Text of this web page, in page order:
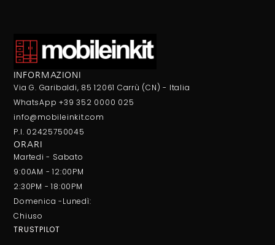
INFORMAZIONI
Via G. Garibaldi, 85 12061 Carrù (CN) - Italia
WhatsApp +39 352 0000 025
info@mobileinkit.com
P.I. 02425750045
ORARI
Martedi - Sabato
9:00AM - 12:00PM
2:30PM - 18:00PM
Domenica -Lunedì:
Chiuso
TRUSTPILOT